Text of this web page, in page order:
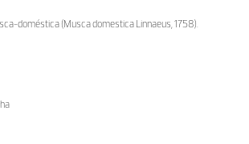
doméstica (Musca domestica Linnaeus, 1758).